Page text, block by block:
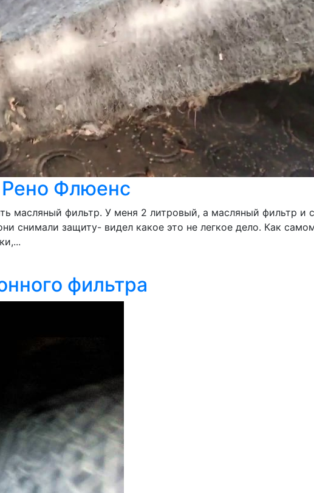
Рено Флюенс
масляный фильтр. У меня 2 литровый, а масляный фильтр и
снимали защиту- видел какое это не легкое дело. Как
фильтра